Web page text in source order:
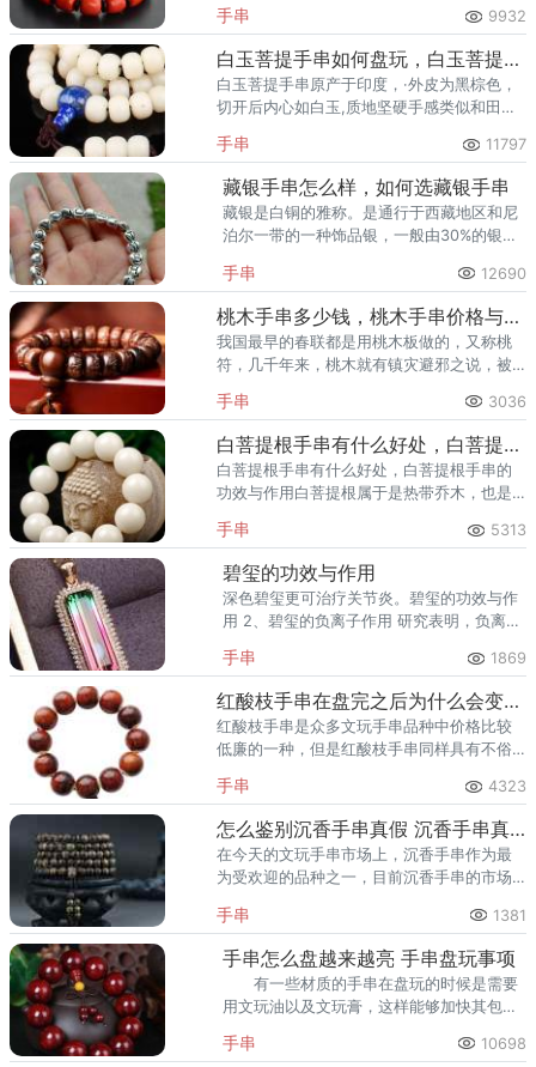
瑚产自中国台湾，最顶级红珊瑚的产于日本
高知县海域。
手串 9932
白玉菩提手串如何盘玩，白玉菩提手串盘玩方法
白玉菩提手串原产于印度，·外皮为黑棕色，
切开后内心如白玉,质地坚硬手感类似和田
来。而且白玉菩提手串是越把玩越润泽。
手串 11797
藏银手串怎么样，如何选藏银手串
藏银是白铜的雅称。是通行于西藏地区和尼
泊尔一带的一种饰品银，一般由30%的银和
谓藏银多为白铜和锡的合金。
手串 12690
桃木手串多少钱，桃木手串价格与图片
我国最早的春联都是用桃木板做的，又称桃
符，几千年来，桃木就有镇灾避邪之说，被
王。
手串 3036
白菩提根手串有什么好处，白菩提根手串的功效与作用
白菩提根手串有什么好处，白菩提根手串的
功效与作用白菩提根属于是热带乔木，也是
之物，既中看，有中用。白菩提根，外观精
美，干净清洁，不易褪色。
手串 5313
碧玺的功效与作用
深色碧玺更可治疗关节炎。碧玺的功效与作
用 2、碧玺的负离子作用 研究表明，负离子
和作用之一就是能够释放远红外线功能。
手串 1869
红酸枝手串在盘完之后为什么会变黑？红酸枝手串变黑后恢复的方法
红酸枝手串是众多文玩手串品种中价格比较
低廉的一种，但是红酸枝手串同样具有不俗
也格外受欢迎。
手串 4323
怎么鉴别沉香手串真假 沉香手串真假鉴别技巧是什么
在今天的文玩手串市场上，沉香手串作为最
为受欢迎的品种之一，目前沉香手串的市场
手串 1381
手串怎么盘越来越亮 手串盘玩事项
有一些材质的手串在盘玩的时候是需要
用文玩油以及文玩膏，这样能够加快其包浆
手串 10698